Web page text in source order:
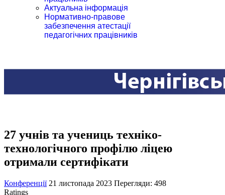
Актуальна інформація
Нормативно-правове
забезпечення атестації
педагогічних працівників
27 учнів та учениць техніко-
технологічного профілю ліцею
отримали сертифікати
Конференції 21 листопада 2023 Перегляди: 498
Ratings